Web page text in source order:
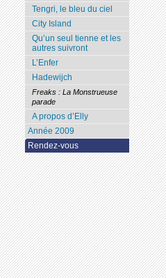
Tengri, le bleu du ciel
City Island
Qu’un seul tienne et les
autres suivront
L’Enfer
Hadewijch
Freaks : La Monstrueuse
parade
A propos d’Elly
Année 2009
Rendez-vous